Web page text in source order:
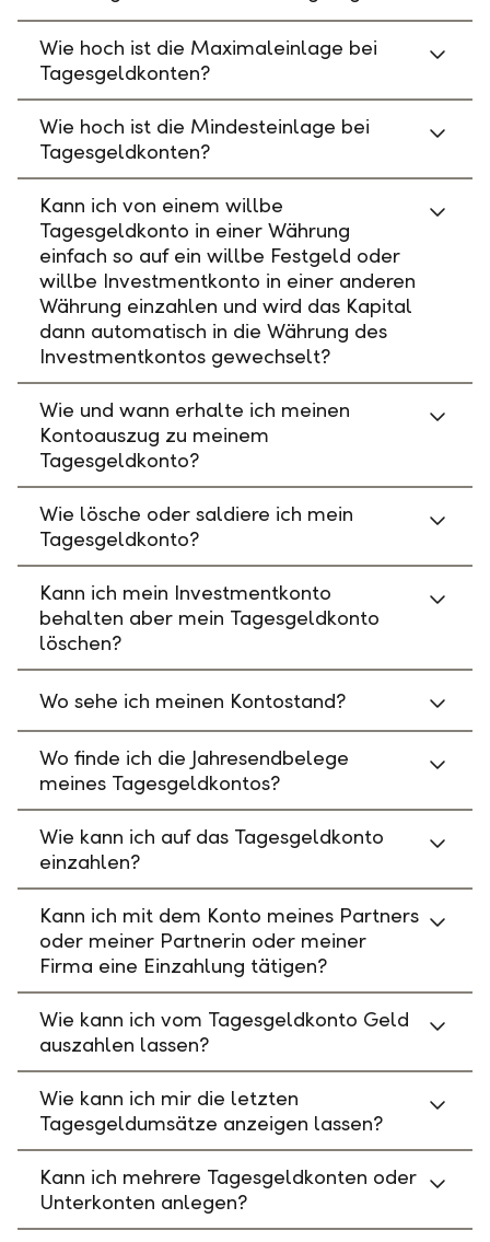
Wie hoch ist die Maximaleinlage bei
Tagesgeldkonten?
Wie hoch ist die Mindesteinlage bei
Tagesgeldkonten?
Kann ich von einem willbe
Tagesgeldkonto in einer Währung
einfach so auf ein willbe Festgeld oder
willbe Investmentkonto in einer anderen
Währung einzahlen und wird das Kapital
dann automatisch in die Währung des
Investmentkontos gewechselt?
Wie und wann erhalte ich meinen
Kontoauszug zu meinem
Tagesgeldkonto?
Wie lösche oder saldiere ich mein
Tagesgeldkonto?
Kann ich mein Investmentkonto
behalten aber mein Tagesgeldkonto
löschen?
Wo sehe ich meinen Kontostand?
Wo finde ich die Jahresendbelege
meines Tagesgeldkontos?
Wie kann ich auf das Tagesgeldkonto
einzahlen?
Kann ich mit dem Konto meines Partners
oder meiner Partnerin oder meiner
Firma eine Einzahlung tätigen?
Wie kann ich vom Tagesgeldkonto Geld
auszahlen lassen?
Wie kann ich mir die letzten
Tagesgeldumsätze anzeigen lassen?
Kann ich mehrere Tagesgeldkonten oder
Unterkonten anlegen?